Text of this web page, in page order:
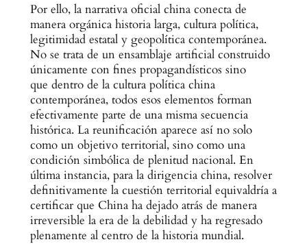
Por ello, la narrativa oficial china conecta de
manera orgánica historia larga, cultura política,
legitimidad estatal y geopolítica contemporánea.
No se trata de un ensamblaje artificial construido
únicamente con fines propagandísticos sino
que dentro de la cultura política china
contemporánea, todos esos elementos forman
efectivamente parte de una misma secuencia
histórica. La reunificación aparece así no solo
como un objetivo territorial, sino como una
condición simbólica de plenitud nacional. En
última instancia, para la dirigencia china, resolver
definitivamente la cuestión territorial equivaldría a
certificar que China ha dejado atrás de manera
irreversible la era de la debilidad y ha regresado
plenamente al centro de la historia mundial.